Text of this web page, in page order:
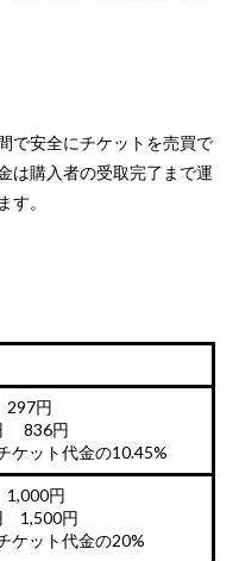
で安全にチケットを売買で
は購入者の受取完了まで運
す。
円
836円
ット代金の10.45%
円
1,500円
ット代金の20%